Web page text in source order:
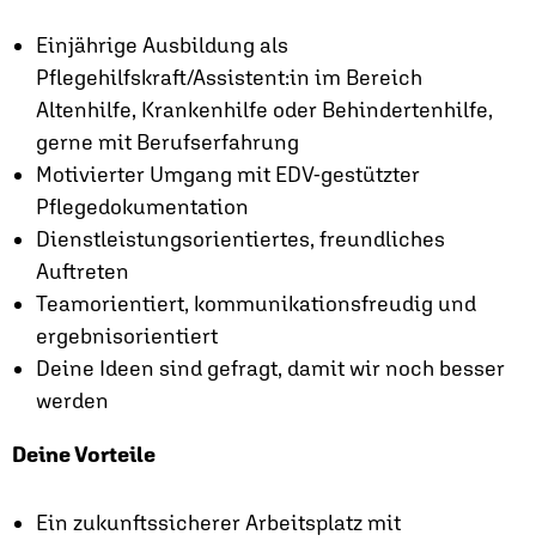
Einjährige Ausbildung als
Pflegehilfskraft/Assistent:in im Bereich
Altenhilfe, Krankenhilfe oder Behindertenhilfe,
gerne mit Berufserfahrung
Motivierter Umgang mit EDV-gestützter
Pflegedokumentation
Dienstleistungsorientiertes, freundliches
Auftreten
Teamorientiert, kommunikationsfreudig und
ergebnisorientiert
Deine Ideen sind gefragt, damit wir noch besser
werden
Deine Vorteile
Ein zukunftssicherer Arbeitsplatz mit